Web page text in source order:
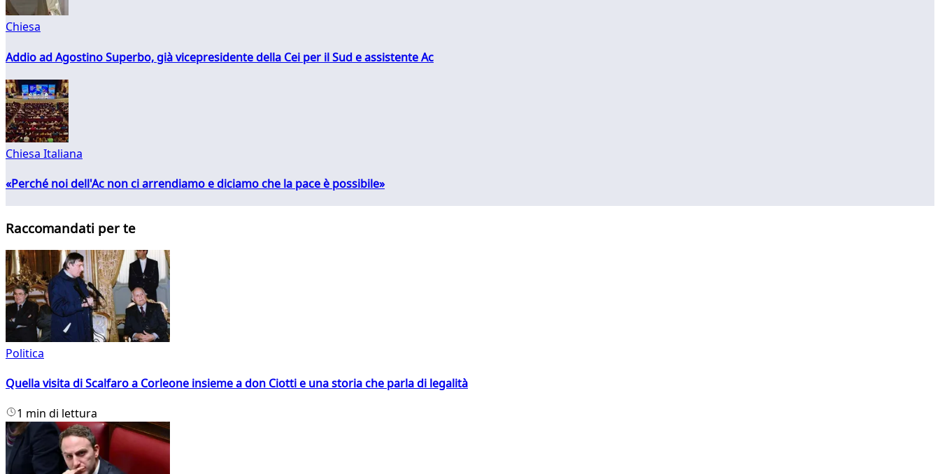
Chiesa
Addio ad Agostino Superbo, già vicepresidente della Cei per il Sud e assistente Ac
Chiesa Italiana
«Perché noi dell'Ac non ci arrendiamo e diciamo che la pace è possibile»
Raccomandati per te
Politica
Quella visita di Scalfaro a Corleone insieme a don Ciotti e una storia che parla di legalità
1 min di lettura